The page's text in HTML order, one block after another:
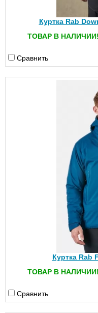
Куртка Rab
ТОВАР В НАЛИЧИИ!
Сравнить
Куртка Rab
ТОВАР В НАЛИЧИИ!
Сравнить